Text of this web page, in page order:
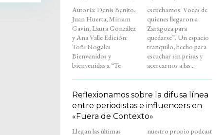
Autoría: Denis Benito,
Juan Huerta, Miriam
Gavín, Laura González
y Ana Valle Edición:
Toñi Nogales
Bienvenidos y
bienvenidas a “Te
escuchamos. Voces de
quienes llegaron a
Zaragoza para
quedarse”. Un espacio
tranquilo, hecho para
escuchar sin prisas y
acercarnos a las...
Reflexionamos sobre la difusa línea
entre periodistas e influencers en
«Fuera de Contexto»
Llegan las últimas
nuestro propio podcast